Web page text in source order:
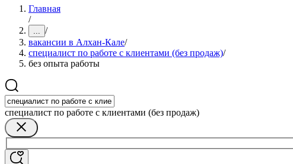
Главная
/
... /
вакансии в Алхан-Кале/
специалист по работе с клиентами (без продаж)/
без опыта работы
специалист по работе с клиентами (без продаж)